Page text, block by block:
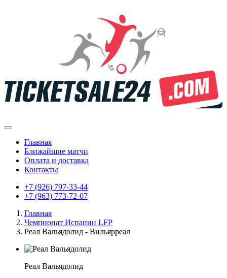
Главная
Ближайшие матчи
Оплата и доставка
Контакты
+7 (926) 797-33-44
+7 (963) 773-72-07
Главная
Чемпионат Испании LFP
Реал Вальядолид - Вильярреал
Реал Вальядолид